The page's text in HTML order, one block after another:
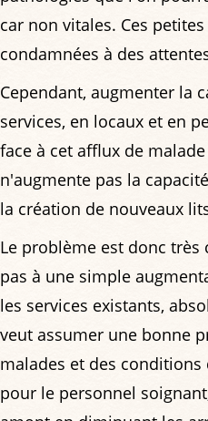
car non vitales. Ces
condamnées à des
Cependant, augmenter la
services, en locaux et en
face à cet afflux de
n'augmente pas la
la création de nouveaux
Le problème est donc
pas à une simple
les services existants,
veut assumer une bonne
malades et des
pour le personnel